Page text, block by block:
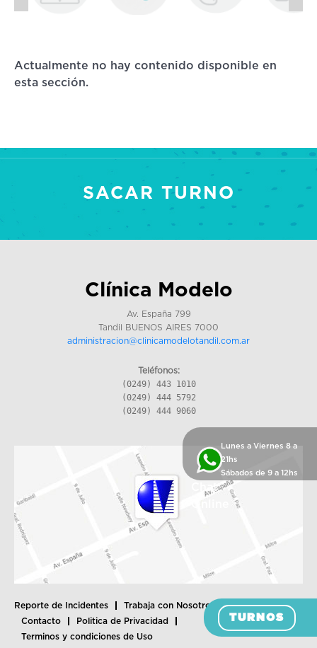
Chat
Lunes a Viernes 8 a
21hs
Sábados de 9 a 12hs
TURNOS
Actualmente no hay contenido disponible en
esta sección.
SACAR TURNO
Clínica Modelo
Av. España 799
Tandil BUENOS AIRES 7000
administracion@clinicamodelotandil.com.ar
Teléfonos:
(0249) 443 1010
(0249) 444 5792
(0249) 444 9060
Reporte de Incidentes Trabaja con Nosotros
Sea Proveedor
Contacto
Politica de Privacidad
Terminos y condiciones de Uso